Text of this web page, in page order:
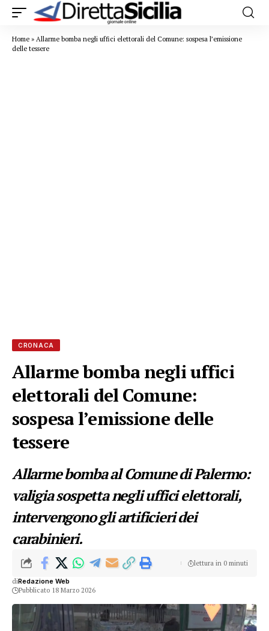
Home » Allarme bomba negli uffici elettorali del Comune: sospesa l’emissione
delle tessere
CRONACA
Allarme bomba negli uffici
elettorali del Comune:
sospesa l’emissione delle
tessere
Allarme bomba al Comune di Palermo:
valigia sospetta negli uffici elettorali,
intervengono gli artificieri dei
carabinieri.
diRedazione Web
Pubblicato 18 Marzo 2026
lettura in 0 minuti